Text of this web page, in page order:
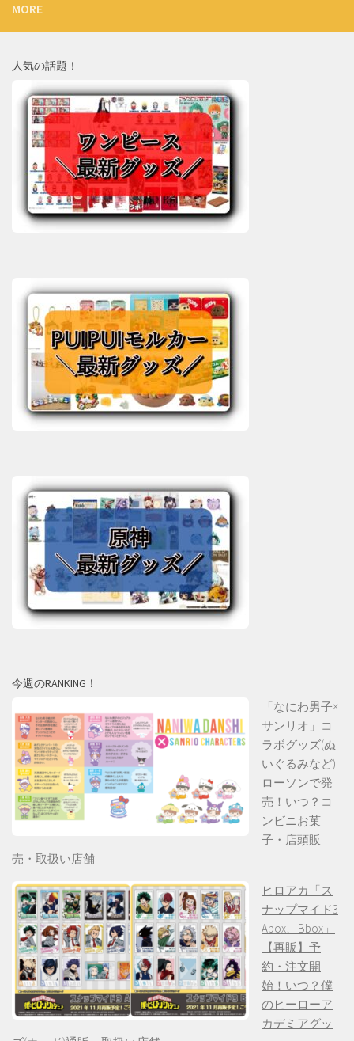
MORE
人気の話題！
今週のRANKING！
「なにわ男子×
サンリオ」コ
ラボグッズ(ぬ
いぐるみなど)
ローソンで発
売！いつ？コ
ンビニお菓
子・店頭販
売・取扱い店舗
ヒロアカ「ス
ナップマイド3
Abox、Bbox」
【再販】予
約・注文開
始！いつ？僕
のヒーローア
カデミアグッ